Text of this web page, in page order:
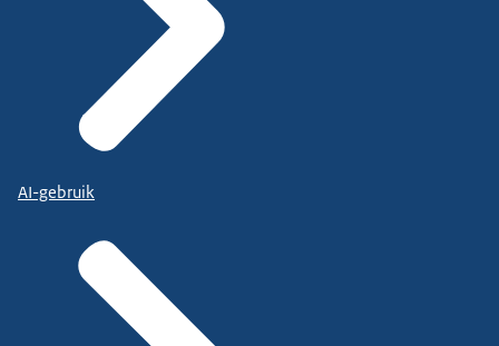
AI-gebruik